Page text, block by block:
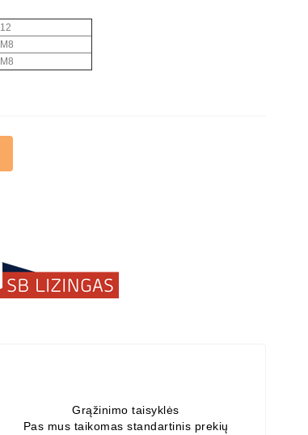
12
M8
M8
Grąžinimo taisyklės
Pas mus taikomas standartinis prekių